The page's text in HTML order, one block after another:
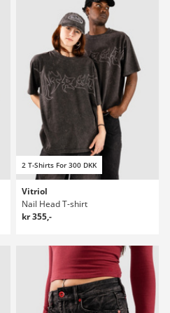
2 T-Shirts For 300 DKK
Vitriol
Nail Head T-shirt
kr 355,-